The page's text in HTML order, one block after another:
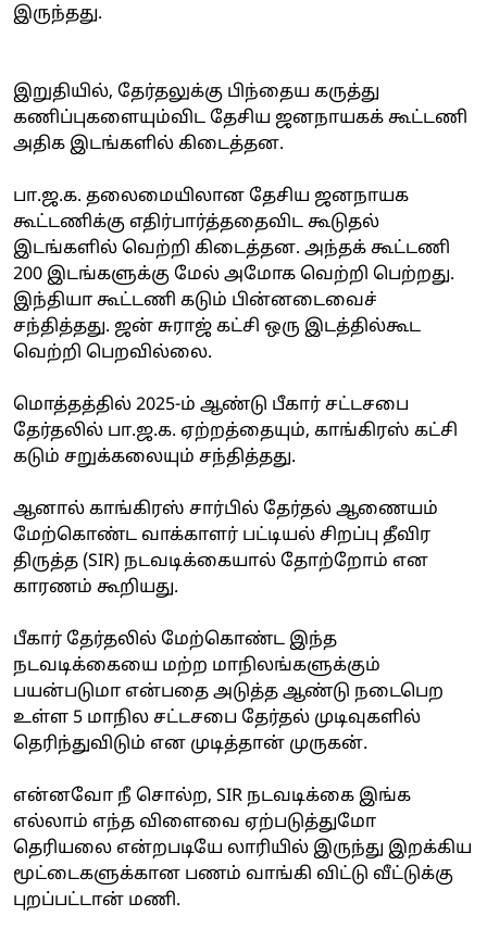
இருந்தது.
இறுதியில், தேர்தலுக்கு பிந்தைய கருத்து
கணிப்புகளையும்விட தேசிய ஜனநாயகக் கூட்டணி
அதிக இடங்களில் கிடைத்தன.
பா.ஜ.க. தலைமையிலான தேசிய ஜனநாயக
கூட்டணிக்கு எதிர்பார்த்ததைவிட கூடுதல்
இடங்களில் வெற்றி கிடைத்தன. அந்தக் கூட்டணி
200 இடங்களுக்கு மேல் அமோக வெற்றி பெற்றது.
இந்தியா கூட்டணி கடும் பின்னடைவைச்
சந்தித்தது. ஜன் சுராஜ் கட்சி ஒரு இடத்தில்கூட
வெற்றி பெறவில்லை.
மொத்தத்தில் 2025-ம் ஆண்டு பீகார் சட்டசபை
தேர்தலில் பா.ஜ.க. ஏற்றத்தையும், காங்கிரஸ் கட்சி
கடும் சறுக்கலையும் சந்தித்தது.
ஆனால் காங்கிரஸ் சார்பில் தேர்தல் ஆணையம்
மேற்கொண்ட வாக்காளர் பட்டியல் சிறப்பு தீவிர
திருத்த (SIR) நடவடிக்கையால் தோற்றோம் என
காரணம் கூறியது.
பீகார் தேர்தலில் மேற்கொண்ட இந்த
நடவடிக்கையை மற்ற மாநிலங்களுக்கும்
பயன்படுமா என்பதை அடுத்த ஆண்டு நடைபெற
உள்ள 5 மாநில சட்டசபை தேர்தல் முடிவுகளில்
தெரிந்துவிடும் என முடித்தான் முருகன்.
என்னவோ நீ சொல்ற, SIR நடவடிக்கை இங்க
எல்லாம் எந்த விளைவை ஏற்படுத்துமோ
தெரியலை என்றபடியே லாரியில் இருந்து இறக்கிய
மூட்டைகளுக்கான பணம் வாங்கி விட்டு வீட்டுக்கு
புறப்பட்டான் மணி.